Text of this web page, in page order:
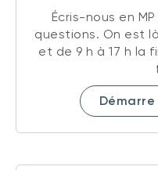
Écris-nous en
questions. On est
et de 9 h à 17 h la
Démarre